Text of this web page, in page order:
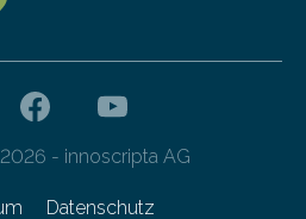
- innoscripta AG
Datenschutz